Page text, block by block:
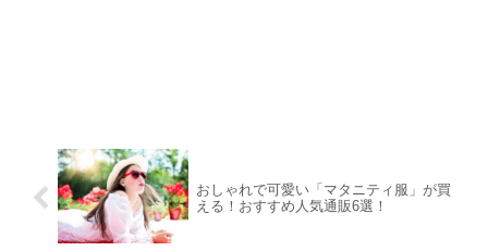
おしゃれで可愛い「マタニティ服」が買
える！おすすめ人気通販6選！